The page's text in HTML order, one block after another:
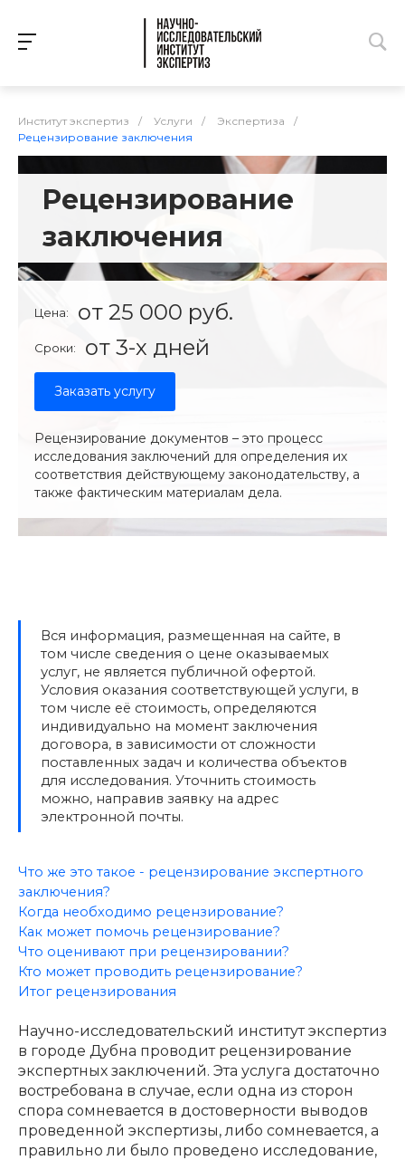
Институт экспертиз / Услуги / Экспертиза
/
Рецензирование заключения
Рецензирование
заключения
Цена: от 25 000 руб.
Сроки: от 3-х дней
Заказать услугу
Рецензирование документов – это процесс
исследования заключений для определения их
соответствия действующему законодательству, а
также фактическим материалам дела.
Вся информация, размещенная на сайте, в
том числе сведения о цене оказываемых
услуг, не является публичной офертой.
Условия оказания соответствующей услуги, в
том числе её стоимость, определяются
индивидуально на момент заключения
договора, в зависимости от сложности
поставленных задач и количества объектов
для исследования. Уточнить стоимость
можно, направив заявку на адрес
электронной почты.
Что же это такое - рецензирование экспертного
заключения?
Когда необходимо рецензирование?
Как может помочь рецензирование?
Что оценивают при рецензировании?
Кто может проводить рецензирование?
Итог рецензирования
Научно-исследовательский институт экспертиз
в городе Дубна проводит рецензирование
экспертных заключений. Эта услуга достаточно
востребована в случае, если одна из сторон
спора сомневается в достоверности выводов
проведенной экспертизы, либо сомневается, а
правильно ли было проведено исследование,